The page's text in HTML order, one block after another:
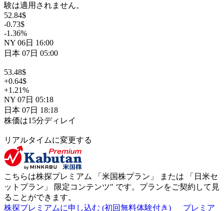
験は適用されません。
52.84$
-0.73$
-1.36%
NY 06日 16:00
日本 07日 05:00
53.48$
+0.64$
+1.21%
NY 07日 05:18
日本 07日 18:18
株価は15分ディレイ
リアルタイムに変更する
こちらは株探プレミアム 「 米国株プラン 」 または 「 日米セ
ットプラン 」 限定コンテンツ" です。プランをご契約して見
ることができます。
株探プレミアムに申し込む (初回無料体験付き)
プレミア